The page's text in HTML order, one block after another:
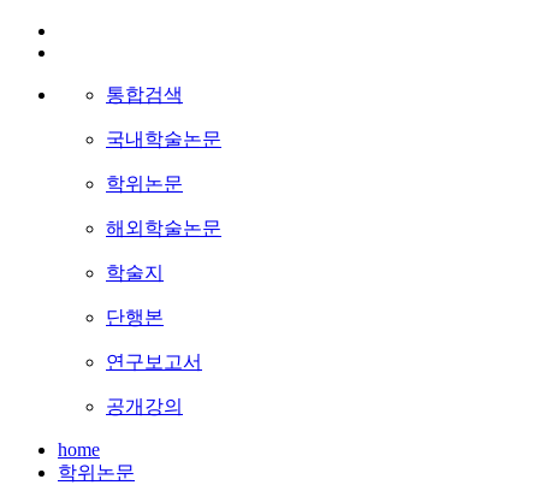
통합검색
국내학술논문
학위논문
해외학술논문
학술지
단행본
연구보고서
공개강의
home
학위논문